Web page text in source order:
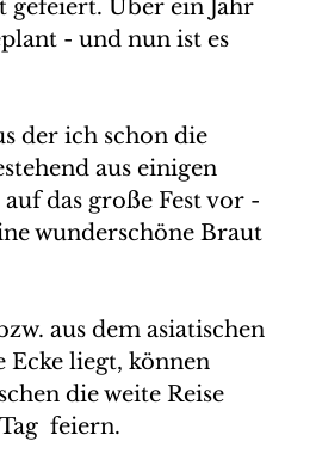
gefeiert. Über ein Jahr
- und nun ist es
der ich schon die
aus einigen
das große Fest vor -
wunderschöne Braut
aus dem asiatischen
Ecke liegt, können
die weite Reise
feiern.